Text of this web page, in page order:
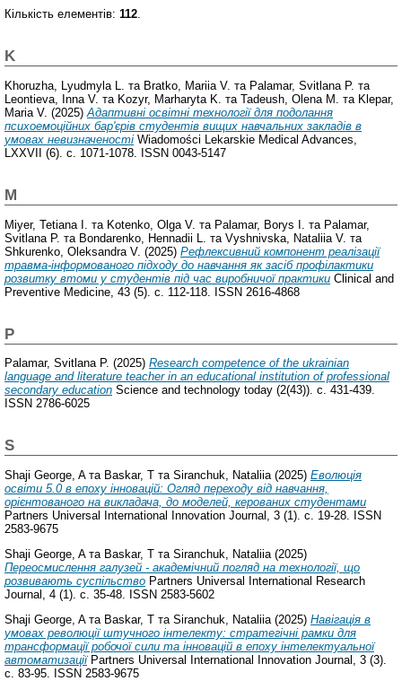
Кількість елементів: 112.
K
Khoruzha, Lyudmyla L. та Bratko, Mariia V. та Palamar, Svitlana P. та
Leontieva, Inna V. та Kozyr, Marharyta K. та Tadeush, Olena M. та Klepar,
Maria V. (2025) Адаптивні освітні технології для подолання
психоемоційних бар'єрів студентів вищих навчальних закладів в
умовах невизначеності Wiadomości Lekarskie Medical Advances,
LXXVII (6). с. 1071-1078. ISSN 0043-5147
M
Miyer, Tetiana I. та Kotenko, Olga V. та Palamar, Borys І. та Palamar,
Svitlana P. та Bondarenko, Hennadii L. та Vyshnivska, Nataliia V. та
Shkurenko, Oleksandra V. (2025) Рефлексивний компонент реалізації
травма-інформованого підходу до навчання як засіб профілактики
розвитку втоми у студентів під час виробничої практики Clinical and
Preventive Medicine, 43 (5). с. 112-118. ISSN 2616-4868
P
Palamar, Svitlana P. (2025) Research competence of the ukrainian
language and literature teacher in an educational institution of professional
secondary education Science and technology today (2(43)). с. 431-439.
ISSN 2786-6025
S
Shaji George, Aта Baskar, T та Siranchuk, Nataliia(2025) Еволюція
освіти 5.0 в епоху інновацій: Огляд переходу від навчання,
орієнтованого на викладача, до моделей, керованих студентами
Partners Universal International Innovation Journal, 3 (1). с. 19-28. ISSN
2583-9675
Shaji George, Aта Baskar, T та Siranchuk, Nataliia(2025)
Переосмислення галузей - академічний погляд на технології, що
розвивають суспільство Partners Universal International Research
Journal, 4 (1). с. 35-48. ISSN 2583-5602
Shaji George, Aта Baskar, T та Siranchuk, Nataliia (2025) Навігація в
умовах революції штучного інтелекту: стратегічні рамки для
трансформації робочої сили та інновацій в епоху інтелектуальної
автоматизаціїPartners Universal International Innovation Journal, 3 (3).
с. 83-95. ISSN 2583-9675